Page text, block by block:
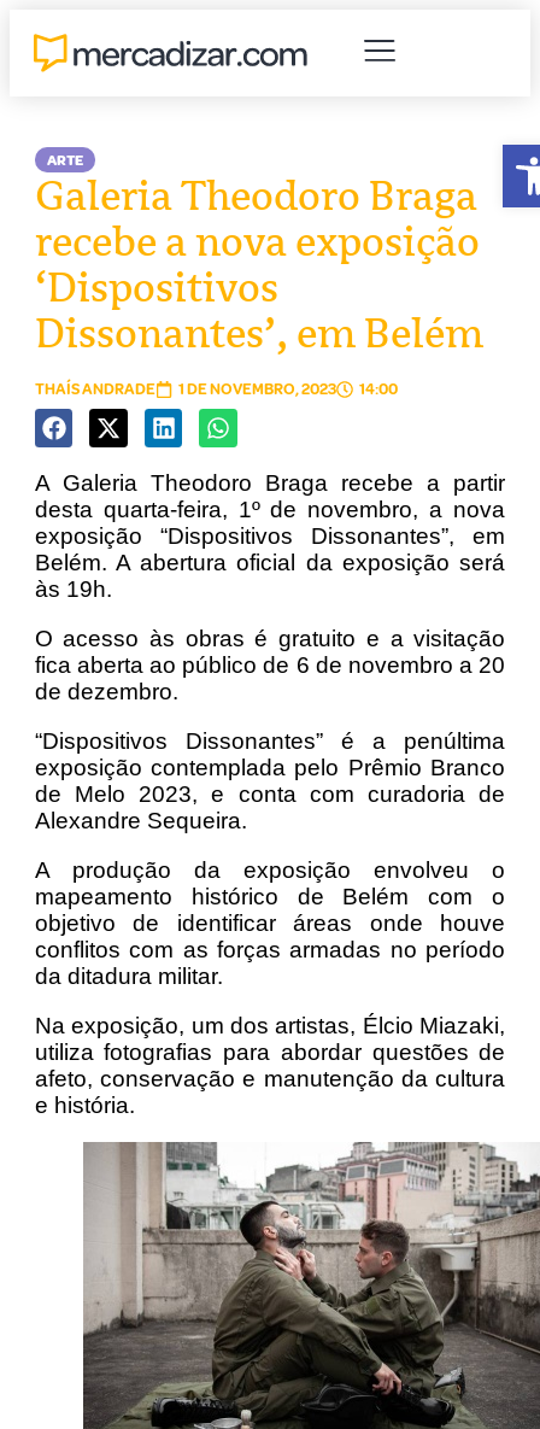
ARTE
Galeria Theodoro Braga
recebe a nova exposição
‘Dispositivos
Dissonantes’, em Belém
THAÍS ANDRADE 1 DE NOVEMBRO, 2023 14:00
A Galeria Theodoro Braga recebe a partir
desta quarta-feira, 1º de novembro, a nova
exposição “Dispositivos Dissonantes”, em
Belém. A abertura oficial da exposição será
às 19h.
O acesso às obras é gratuito e a visitação
fica aberta ao público de 6 de novembro a 20
de dezembro.
“Dispositivos Dissonantes” é a penúltima
exposição contemplada pelo Prêmio Branco
de Melo 2023, e conta com curadoria de
Alexandre Sequeira.
A produção da exposição envolveu o
mapeamento histórico de Belém com o
objetivo de identificar áreas onde houve
conflitos com as forças armadas no período
da ditadura militar.
Na exposição, um dos artistas, Élcio Miazaki,
utiliza fotografias para abordar questões de
afeto, conservação e manutenção da cultura
e história.